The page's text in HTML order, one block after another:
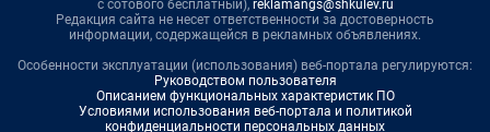
с сотового бесплатный), reklamangs@shkulev.ru
Редакция сайта не несет ответственности за достоверность
информации, содержащейся в рекламных объявлениях.
Особенности эксплуатации (использования) веб-портала регулируются:
Руководством пользователя
Описанием функциональных характеристик ПО
Условиями использования веб-портала и политикой
конфиденциальности персональных данных